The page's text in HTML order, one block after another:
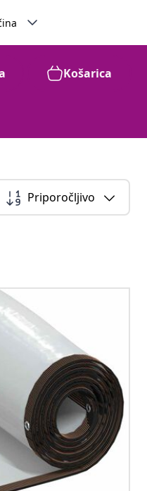
Košarica
Priporočljivo